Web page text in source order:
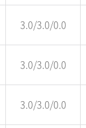
3.0/3.0/0.0
3.0/3.0/0.0
3.0/3.0/0.0